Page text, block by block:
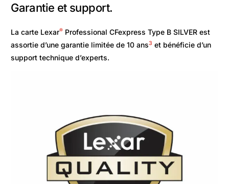
Garantie et support.
La carte Lexar® Professional CFexpress Type B SILVER est
assortie d’une garantie limitée de 10 ans3 et bénéficie d’un
support technique d’experts.